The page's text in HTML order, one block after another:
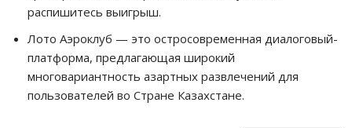
распишитесь выигрыш.
Лото Аэроклуб — это остросовременная диалоговый-
платформа, предлагающая широкий
многовариантность азартных развлечений для
пользователей во Стране Казахстане.